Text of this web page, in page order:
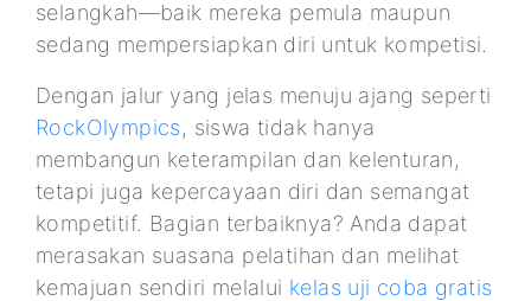
selangkah—baik mereka pemula maupun
sedang mempersiapkan diri untuk kompetisi.
Dengan jalur yang jelas menuju ajang seperti
RockOlympics, siswa tidak hanya
membangun keterampilan dan kelenturan,
tetapi juga kepercayaan diri dan semangat
kompetitif. Bagian terbaiknya? Anda dapat
merasakan suasana pelatihan dan melihat
kemajuan sendiri melalui kelas uji coba gratis